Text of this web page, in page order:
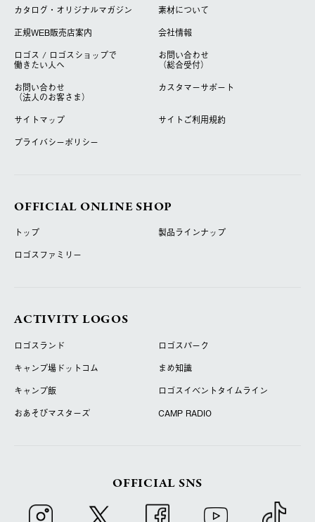
カタログ・オリジナルマガジン
素材について
正規WEB販売店案内
会社情報
ロゴス / ロゴスショップで
働きたい人へ
お問い合わせ
（総合受付）
お問い合わせ
（法人のお客さま）
カスタマーサポート
サイトマップ
サイトご利用規約
プライバシーポリシー
OFFICIAL ONLINE SHOP
トップ
製品ラインナップ
ロゴスファミリー
ACTIVITY LOGOS
ロゴスランド
ロゴスパーク
キャンプ場ドットコム
まめ知識
キャンプ飯
ロゴスイベントタイムライン
おあそびマスターズ
CAMP RADIO
OFFICIAL SNS